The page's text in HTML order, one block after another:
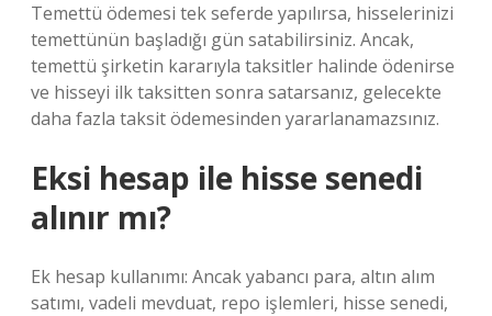
Temettü ödemesi tek seferde yapılırsa, hisselerinizi
temettünün başladığı gün satabilirsiniz. Ancak,
temettü şirketin kararıyla taksitler halinde ödenirse
ve hisseyi ilk taksitten sonra satarsanız, gelecekte
daha fazla taksit ödemesinden yararlanamazsınız.
Eksi hesap ile hisse senedi
alınır mı?
Ek hesap kullanımı: Ancak yabancı para, altın alım
satımı, vadeli mevduat, repo işlemleri, hisse senedi,